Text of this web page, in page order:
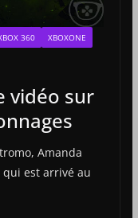
360 XBOXONE
vidéo sur
Amanda
est arrivé au